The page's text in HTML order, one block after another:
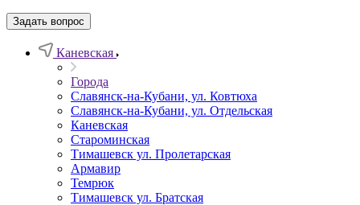
Задать вопрос
Каневская
Города
Славянск-на-Кубани, ул. Ковтюха
Славянск-на-Кубани, ул. Отдельская
Каневская
Староминская
Тимашевск ул. Пролетарская
Армавир
Темрюк
Тимашевск ул. Братская